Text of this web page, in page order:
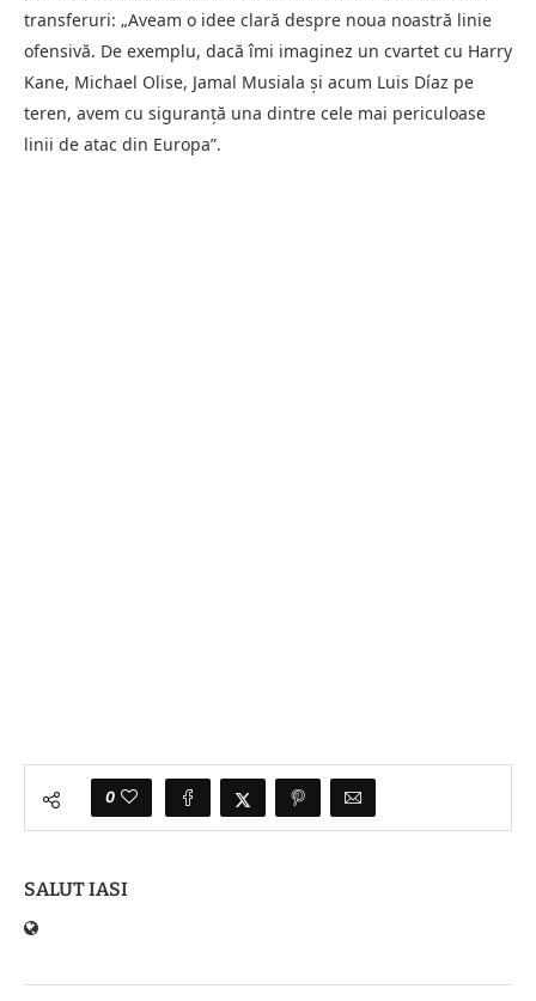
transferuri: „Aveam o idee clară despre noua noastră linie
ofensivă. De exemplu, dacă îmi imaginez un cvartet cu Harry
Kane, Michael Olise, Jamal Musiala şi acum Luis Díaz pe
teren, avem cu siguranţă una dintre cele mai periculoase
linii de atac din Europa”.
0
SALUT IASI